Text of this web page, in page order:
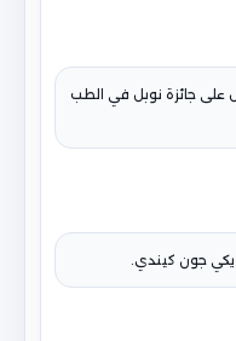
على جائزة نوبل في الطب
جون كيندي.